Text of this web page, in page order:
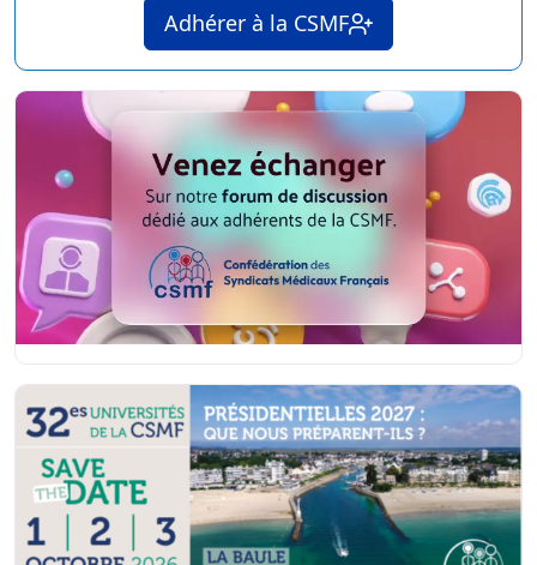
Adhérer à la CSMF